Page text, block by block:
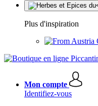
Plus d'inspiration
Mon compte
Identifiez-vous